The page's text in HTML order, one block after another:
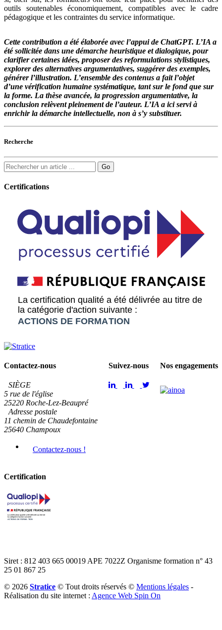
outils soutenables économiquement, compatibles avec le cadre
pédagogique et les contraintes du service informatique.
Cette contribution a été élaborée avec l’appui de ChatGPT. L’IA a
été sollicitée dans une démarche heuristique et dialogique, pour
clarifier certaines idées, proposer des reformulations stylistiques,
explorer des alternatives argumentatives, suggérer des exemples,
générer l’illustration. L’ensemble des contenus a fait l’objet
d’une vérification humaine systématique, tant sur le fond que sur
la forme. La thèse avancée, la progression argumentative, la
conclusion relèvent pleinement de l’auteur. L’IA a ici servi à
enrichir la démarche intellectuelle, non à s’y substituer.
Recherche
Certifications
Contactez-nous
SIÈGE
5 rue de l'église
25220 Roche-Lez-Beaupré
Adresse postale
11 chemin de Chaudefontaine
25640 Champoux
Contactez-nous !
Suivez-nous Nos engagements
Certification
Siret : 812 403 665 00019 APE 7022Z Organisme formation n° 43
25 01 867 25
© 2026 Stratice © Tout droits réservés © Mentions légales -
Réalisation du site internet : Agence Web Spin On